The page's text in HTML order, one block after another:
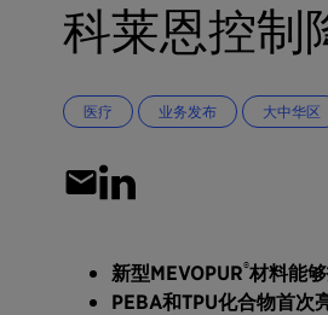
科莱恩控制
医疗 业务发布 大中华区
新型MEVOPUR®材料能
PEBA和TPU化合物首次